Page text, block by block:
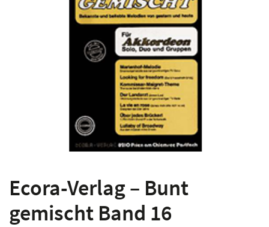
Ecora-Verlag – Bunt
gemischt Band 16